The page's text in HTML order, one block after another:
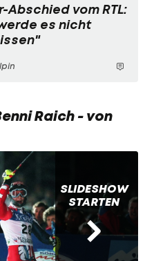
Abschied vom RTL:
es nicht
Raich - von
SLIDESHOW
STARTEN